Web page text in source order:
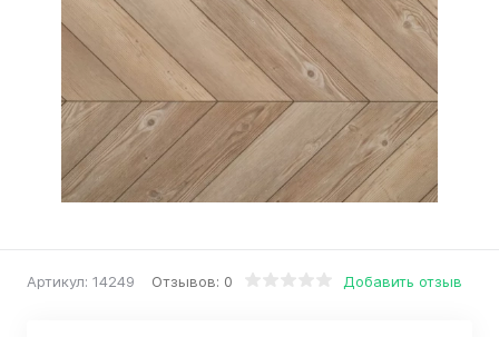
Отзывов: 0 Добавить отзыв
Артикул: 14249